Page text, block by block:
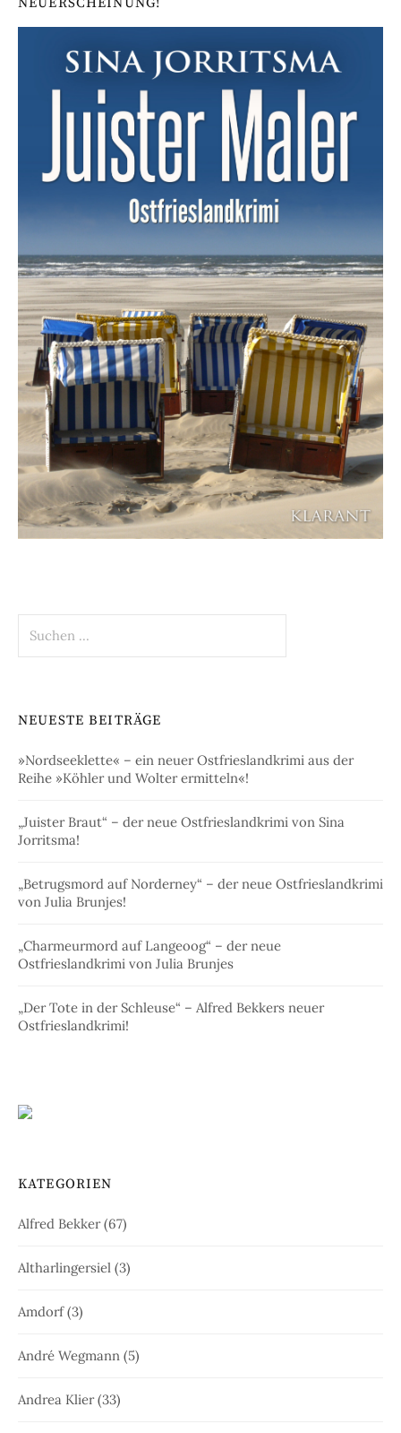
nach:
NEUESTE BEITRÄGE
»Nordseeklette« – ein neuer Ostfrieslandkrimi aus der
Reihe »Köhler und Wolter ermitteln«!
„Juister Braut“ – der neue Ostfrieslandkrimi von Sina
Jorritsma!
„Betrugsmord auf Norderney“ – der neue Ostfrieslandkrimi
von Julia Brunjes!
„Charmeurmord auf Langeoog“ – der neue
Ostfrieslandkrimi von Julia Brunjes
„Der Tote in der Schleuse“ – Alfred Bekkers neuer
Ostfrieslandkrimi!
KATEGORIEN
Alfred Bekker(67)
Altharlingersiel (3)
Amdorf(3)
André Wegmann (5)
Andrea Klier(33)